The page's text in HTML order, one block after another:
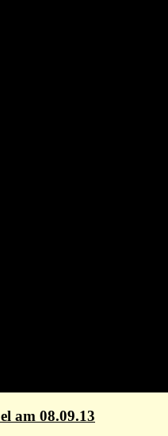
am 08.09.13